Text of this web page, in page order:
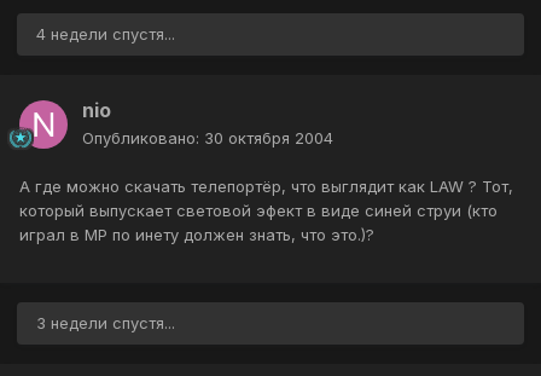
4 недели спустя...
nio
Опубликовано: 30 октября 2004
А где можно скачать телепортёр, что выглядит как LAW ? Тот,
который выпускает световой эфект в виде синей струи (кто
играл в MP по инету должен знать, что это.)?
3 недели спустя...